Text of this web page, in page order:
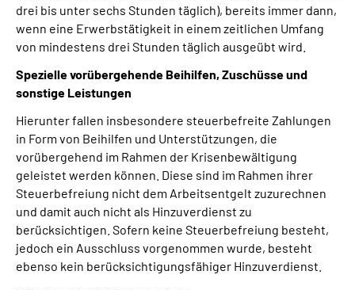
drei bis unter sechs Stunden täglich), bereits immer dann,
wenn eine Erwerbstätigkeit in einem zeitlichen Umfang
von mindestens drei Stunden täglich ausgeübt wird.
Spezielle vorübergehende Beihilfen, Zuschüsse und
sonstige Leistungen
Hierunter fallen insbesondere steuerbefreite Zahlungen
in Form von Beihilfen und Unterstützungen, die
vorübergehend im Rahmen der Krisenbewältigung
geleistet werden können. Diese sind im Rahmen ihrer
Steuerbefreiung nicht dem Arbeitsentgelt zuzurechnen
und damit auch nicht als Hinzuverdienst zu
berücksichtigen. Sofern keine Steuerbefreiung besteht,
jedoch ein Ausschluss vorgenommen wurde, besteht
ebenso kein berücksichtigungsfähiger Hinzuverdienst.